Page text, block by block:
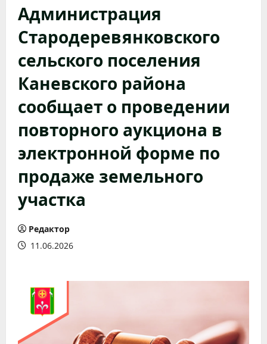
Администрация
Стародеревянковского
сельского поселения
Каневского района
сообщает о проведении
повторного аукциона в
электронной форме по
продаже земельного
участка
Редактор
11.06.2026